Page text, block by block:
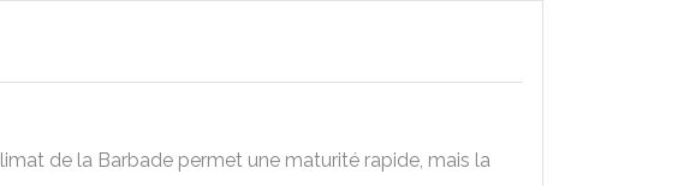
de la Barbade permet une maturité rapide, mais la